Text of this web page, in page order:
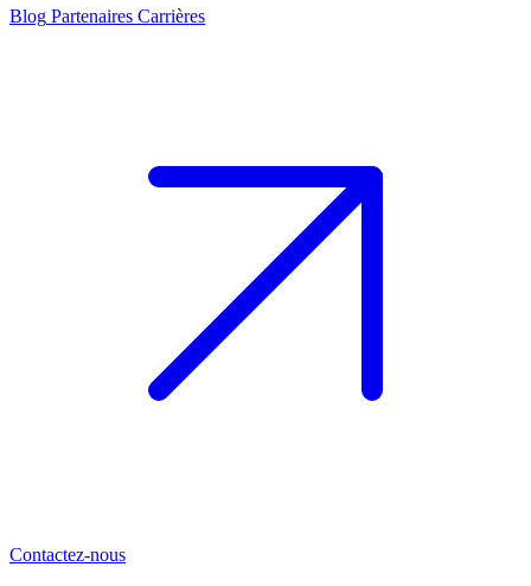
Blog Partenaires Carrières
Contactez-nous